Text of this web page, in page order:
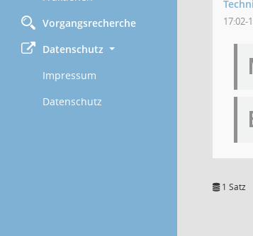
Vorgangsrecherche
Datenschutz
Impressum
Datenschutz
17:02-
1 Satz